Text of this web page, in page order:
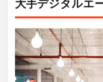
大手デジタルエ